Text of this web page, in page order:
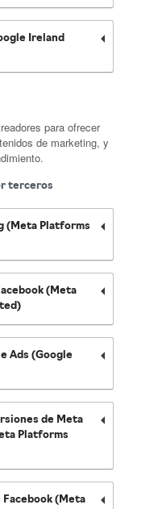
Ireland
para ofrecer
de marketing, y
terceros
(Meta Platforms
(Meta
Ads (Google
de Meta
Platforms
Facebook (Meta